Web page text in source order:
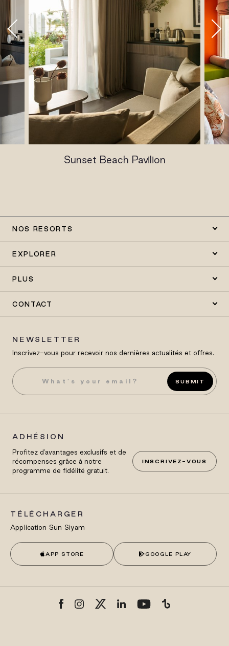
Sunset Beach Pavilion
NOS RESORTS
EXPLORER
PLUS
CONTACT
NEWSLETTER
Inscrivez-vous pour recevoir nos dernières actualités et offres.
SUBMIT
ADHÉSION
Profitez d'avantages exclusifs et de
récompenses grâce à notre
programme de fidélité gratuit.
INSCRIVEZ-VOUS
TÉLÉCHARGER
Application Sun Siyam
APP STORE GOOGLE PLAY